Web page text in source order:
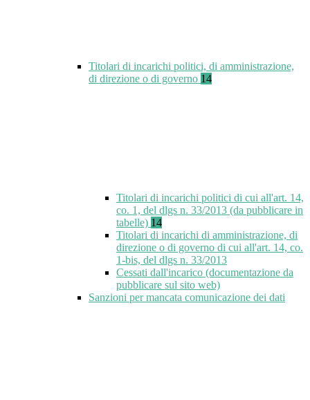
Titolari di incarichi politici, di amministrazione,
di direzione o di governo 14
Titolari di incarichi politici di cui all'art. 14,
co. 1, del dlgs n. 33/2013 (da pubblicare in
tabelle) 14
Titolari di incarichi di amministrazione, di
direzione o di governo di cui all'art. 14, co.
1-bis, del dlgs n. 33/2013
Cessati dall'incarico (documentazione da
pubblicare sul sito web)
Sanzioni per mancata comunicazione dei dati